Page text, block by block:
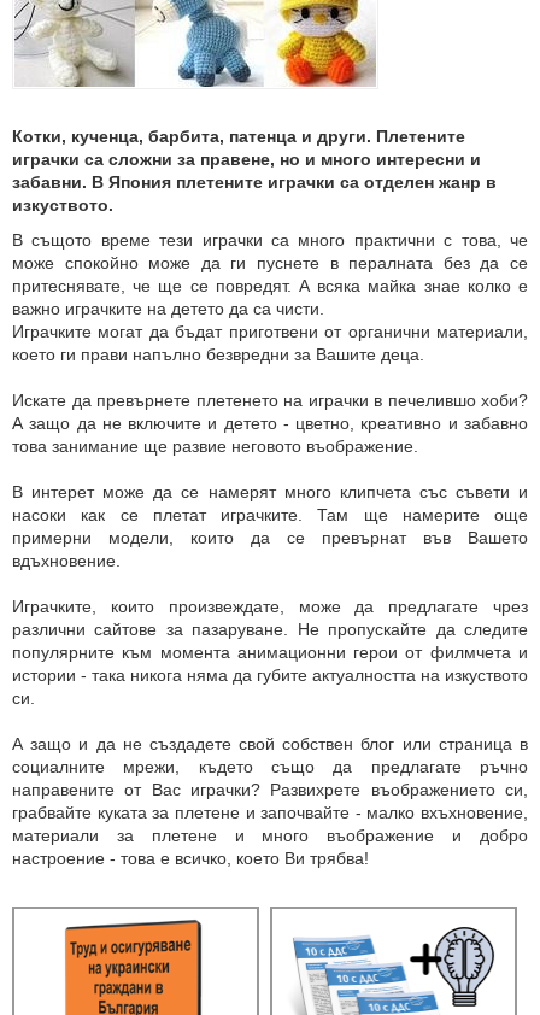
Котки, кученца, барбита, патенца и други. Плетените
играчки са сложни за правене, но и много интересни и
забавни. В Япония плетените играчки са отделен жанр в
изкуството.
В същото време тези играчки са много практични с това, че
може спокойно може да ги пуснете в пералната без да се
притеснявате, че ще се повредят. А всяка майка знае колко е
важно играчките на детето да са чисти.
Играчките могат да бъдат приготвени от органични материали,
което ги прави напълно безвредни за Вашите деца.
Искате да превърнете плетенето на играчки в печелившо хоби?
А защо да не включите и детето - цветно, креативно и забавно
това занимание ще развие неговото въображение.
В интерет може да се намерят много клипчета със съвети и
насоки как се плетат играчките. Там ще намерите още
примерни модели, които да се превърнат във Вашето
вдъхновение.
Играчките, които произвеждате, може да предлагате чрез
различни сайтове за пазаруване. Не пропускайте да следите
популярните към момента анимационни герои от филмчета и
истории - така никога няма да губите актуалността на изкуството
си.
А защо и да не създадете свой собствен блог или страница в
социалните мрежи, където също да предлагате ръчно
направените от Вас играчки? Развихрете въображението си,
грабвайте куката за плетене и започвайте - малко вхъхновение,
материали за плетене и много въображение и добро
настроение - това е всичко, което Ви трябва!